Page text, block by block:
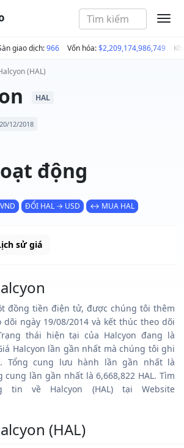
giao dịch:966 Vốn hóa:$2,209,174,986,749
(HAL)
HAL
12/2018
động
ĐỔI HAL → USD ↔ MUA HAL
sử giá
đồng tiền điện tử, được chúng tôi thêm
dõi ngày 19/08/2014 và kết thúc theo dõi
thái hiện tại của Halcyon đang là
Halcyon lần gần nhất mà chúng tôi ghi
Tổng cung lưu hành lần gần nhất là
cung lần gần nhất là 6,668,822 HAL. Tìm
tin về Halcyon (HAL) tại Website
(HAL)